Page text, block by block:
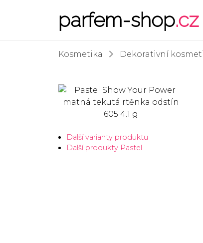
parfem-shop.cz
Kosmetika Dekorativní
Další varianty produktu
Další produkty Pastel